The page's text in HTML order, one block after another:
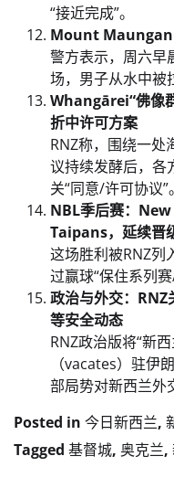
“接近完成”。
Mount
警方表示，周六早
场，男子从水中被
Whangārei“佛像
折中许可方案
RNZ称，围绕一处
议持续发酵后，各
关“同意/许可协议”。
NBL季后赛：
Taipans，延续晋
这场胜利被RNZ列
过赢球“保住系列赛
政治与外交：RNZ
等安全动态
RNZ政治版将“新
（vacates）驻伊
部局势对新西兰外
Posted in 今日新西兰,
Tagged 基督城, 奥克兰,